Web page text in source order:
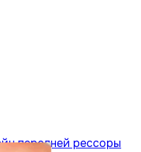
передней рессоры